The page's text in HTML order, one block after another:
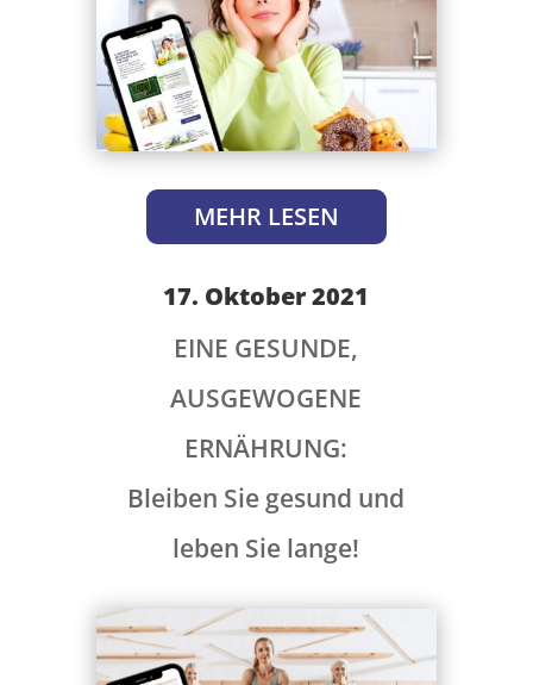
MEHR LESEN
17. Oktober 2021
EINE GESUNDE,
AUSGEWOGENE
ERNÄHRUNG:
Bleiben Sie gesund und
leben Sie lange!